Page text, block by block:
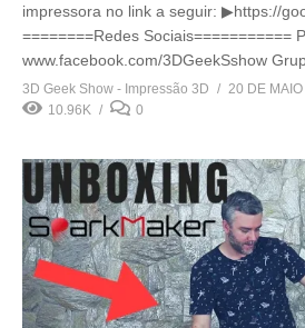
impressora no link a seguir: ▶https://
========Redes Sociais===========
www.facebook.com/3DGeekSshow
3D Geek Show - Impressão 3D
20 DE
10.96K
0